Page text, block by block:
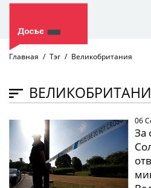
Главная Тэг Великобритания
06
За